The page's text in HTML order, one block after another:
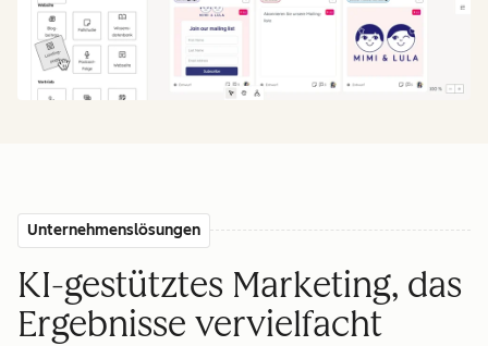
Unternehmenslösungen
KI-gestütztes Marketing, das
Ergebnisse vervielfacht